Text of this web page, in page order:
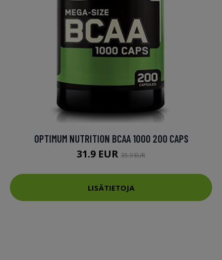
OPTIMUM NUTRITION BCAA 1000 200 CAPS
31.9 EUR 35.9 EUR
LISÄTIETOJA